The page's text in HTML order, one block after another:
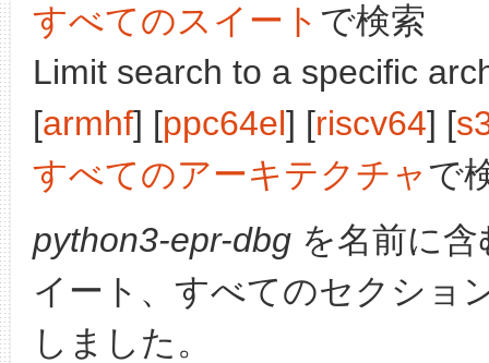
すべてのスイート で検索
Limit search to a specific
[armhf] [ppc64el] [riscv64] [
すべてのアーキテクチャで
python3-epr-dbg を名前に
イート、すべてのセクショ
しました。